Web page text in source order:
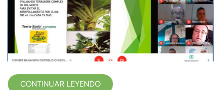
CONTINUAR LEYENDO